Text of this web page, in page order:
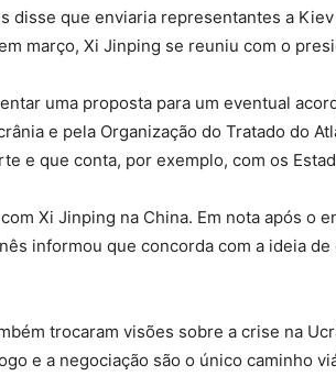
disse que enviaria representantes a
março, Xi Jinping se reuniu com o
uma proposta para um eventual
e pela Organização do Tratado do
e que conta, por exemplo, com os
Xi Jinping na China. Em nota após o
informou que concorda com a ideia
trocaram visões sobre a crise na
e a negociação são o único caminho